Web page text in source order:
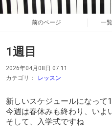
前のページ 一
1週目
2026年04月08日 07:11
カテゴリ：
レッスン
新しいスケジュールになって
今週は春休みも終わり、いよ
そして、入学式ですね